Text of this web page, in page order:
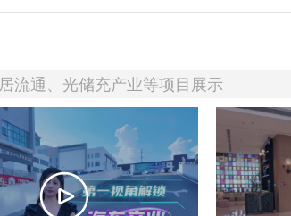
流通、光储充产业等项目展示